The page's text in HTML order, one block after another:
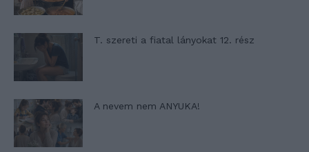
T. szereti a fiatal lányokat 12. rész
A nevem nem ANYUKA!